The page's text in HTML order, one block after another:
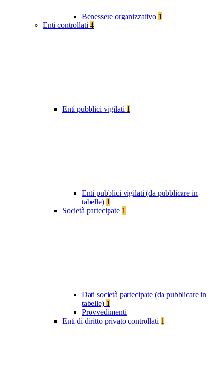
Benessere organizzativo 1
Enti controllati 4
Enti pubblici vigilati 1
Enti pubblici vigilati (da pubblicare in
tabelle) 1
Società partecipate 1
Dati società partecipate (da pubblicare in
tabelle) 1
Provvedimenti
Enti di diritto privato controllati 1